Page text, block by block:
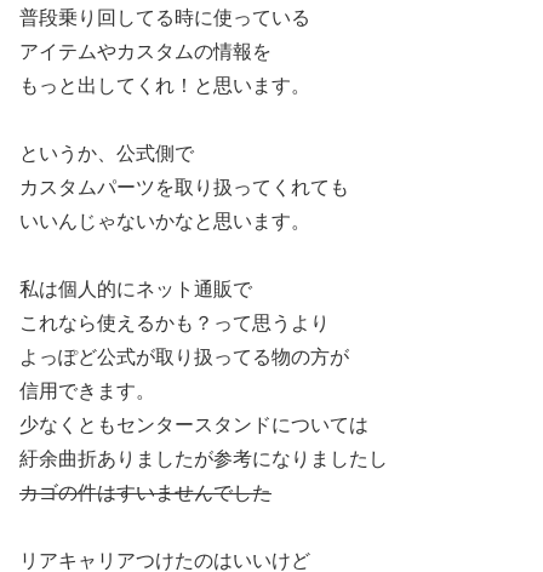
普段乗り回してる時に使っている
アイテムやカスタムの情報を
もっと出してくれ！と思います。
というか、公式側で
カスタムパーツを取り扱ってくれても
いいんじゃないかなと思います。
私は個人的にネット通販で
これなら使えるかも？って思うより
よっぽど公式が取り扱ってる物の方が
信用できます。
少なくともセンタースタンドについては
紆余曲折ありましたが参考になりましたし
カゴの件はすいませんでした
リアキャリアつけたのはいいけど